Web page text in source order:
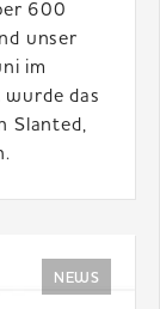
600
unser
im
das
Slanted,
NEWS